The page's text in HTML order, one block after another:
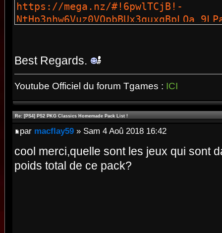
https://mega.nz/#!6pwlTCjB!-
miJQ2EeQsR5WgekvB8mlfRZ8
https://mega.nz/
https://mega.nz/
https://mega.nz/
eRhcdddy7JSKAKzfPEaZAm0
https://mega.nz/
https://mega.nz/
https://mega.nz/#!msh1mIqb!BE-
epXc410Q21zy7ts7hqaCJmLLYAA
Best Regards.
Youtube Officiel du forum Tgames : ICI
Re: [PS4] PS2 PKG Classics Homemade Pack List !
par macflay59 » Sam 4 Aoû 2018 16:42
cool merci,quelle sont les jeux qui sont
poids total de ce pack?